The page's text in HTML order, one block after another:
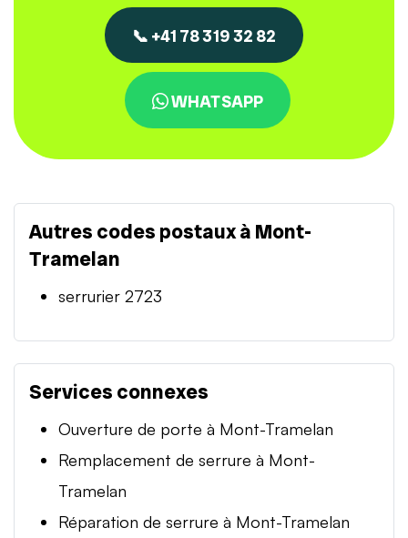
📞 +41 78 319 32 82
WHATSAPP
Autres codes postaux à Mont-
Tramelan
serrurier 2723
Services connexes
Ouverture de porte à Mont-Tramelan
Remplacement de serrure à Mont-
Tramelan
Réparation de serrure à Mont-Tramelan